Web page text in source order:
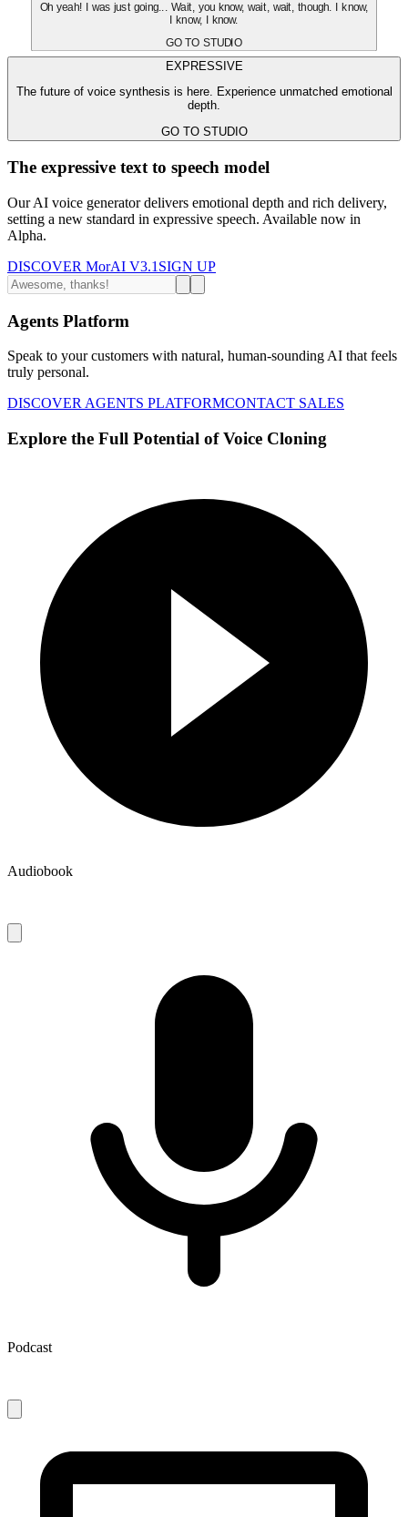
Oh yeah! I was just going... Wait, you know, wait, wait, though. I know,
I know, I know.
GO TO STUDIO
EXPRESSIVE
The future of voice synthesis is here. Experience unmatched emotional
depth.
GO TO STUDIO
The expressive text to speech model
Our AI voice generator delivers emotional depth and rich delivery,
setting a new standard in expressive speech. Available now in
Alpha.
DISCOVER MorAI V3.1 SIGN UP
Agents Platform
Speak to your customers with natural, human-sounding AI that feels
truly personal.
DISCOVER AGENTS PLATFORMCONTACT SALES
Explore the Full Potential of Voice Cloning
Audiobook
Podcast